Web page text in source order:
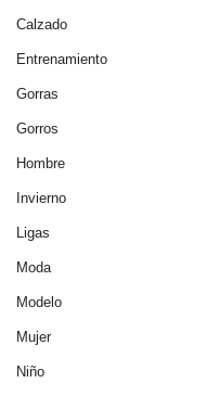
Calzado
Entrenamiento
Gorras
Gorros
Hombre
Invierno
Ligas
Moda
Modelo
Mujer
Niño